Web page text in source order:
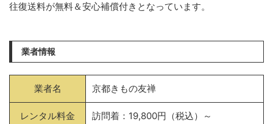
往復送料が無料＆安心補償付きとなっています。
業者情報
業者名 京都きもの友禅
レンタル料金
訪問着：19,800円（税込）～